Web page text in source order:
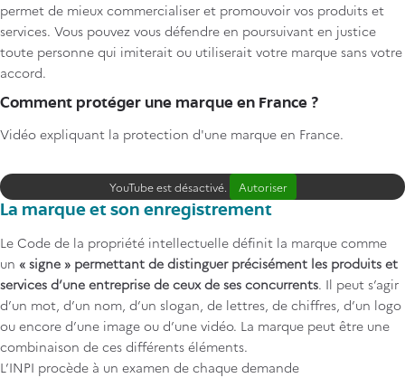
permet de mieux commercialiser et promouvoir vos produits et
services. Vous pouvez vous défendre en poursuivant en justice
toute personne qui imiterait ou utiliserait votre marque sans votre
accord.
Comment protéger une marque en France ?
Vidéo expliquant la protection d'une marque en France.
Vidéo YouTube est désactivé. Autoriser
La marque et son enregistrement
Le Code de la propriété intellectuelle définit la marque comme
un « signe » permettant de distinguer précisément les produits et
services d’une entreprise de ceux de ses concurrents. Il peut s’agir
d’un mot, d’un nom, d’un slogan, de lettres, de chiffres, d’un logo
ou encore d’une image ou d’une vidéo. La marque peut être une
combinaison de ces différents éléments.
L’INPI procède à un examen de chaque demande